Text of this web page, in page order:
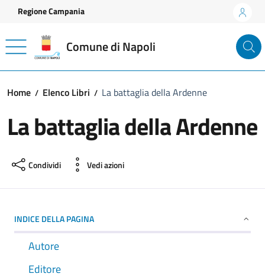
Vai ai contenuti
Vai al footer
Regione Campania
Comune di Napoli
Home Elenco Libri La battaglia della Ardenne
La battaglia della Ardenne
Condividi Vedi azioni
INDICE DELLA PAGINA
Autore
Editore